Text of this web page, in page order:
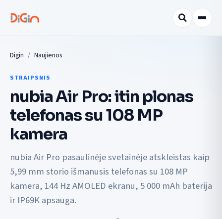
Digin Naujienos
STRAIPSNIS
nubia Air Pro: itin plonas
telefonas su 108 MP
kamera
nubia Air Pro pasaulinėje svetainėje atskleistas kaip
5,99 mm storio išmanusis telefonas su 108 MP
kamera, 144 Hz AMOLED ekranu, 5 000 mAh baterija
ir IP69K apsauga.